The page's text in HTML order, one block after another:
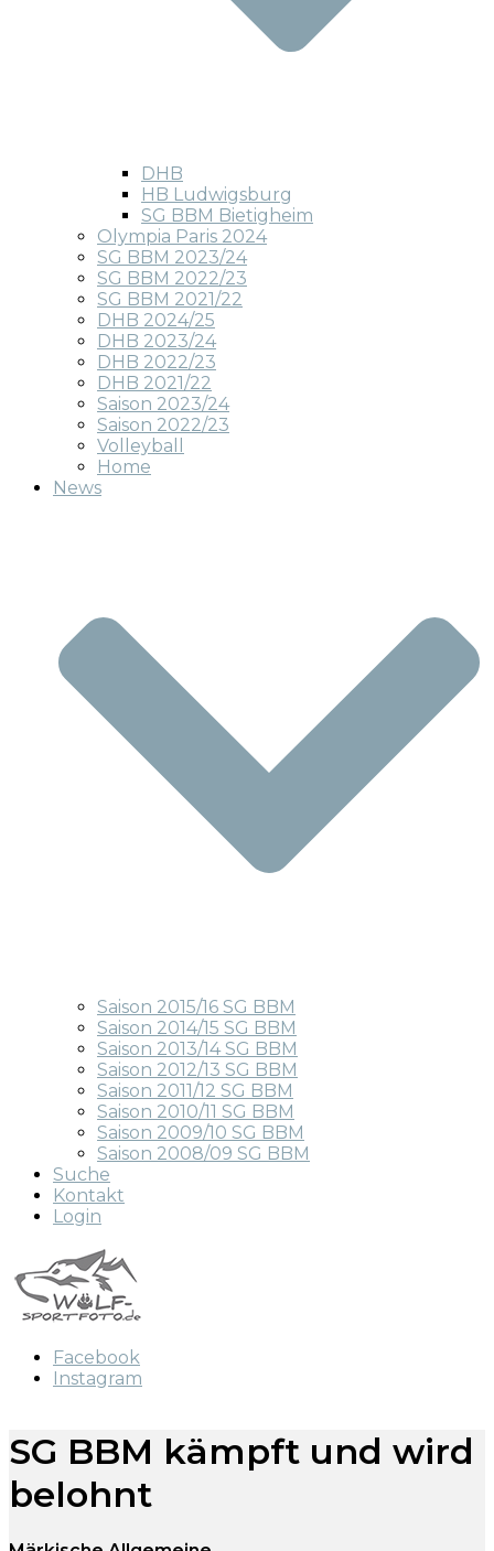
DHB
HB Ludwigsburg
SG BBM Bietigheim
Olympia Paris 2024
SG BBM 2023/24
SG BBM 2022/23
SG BBM 2021/22
DHB 2024/25
DHB 2023/24
DHB 2022/23
DHB 2021/22
Saison 2023/24
Saison 2022/23
Volleyball
Home
News
Saison 2015/16 SG BBM
Saison 2014/15 SG BBM
Saison 2013/14 SG BBM
Saison 2012/13 SG BBM
Saison 2011/12 SG BBM
Saison 2010/11 SG BBM
Saison 2009/10 SG BBM
Saison 2008/09 SG BBM
Suche
Kontakt
Login
Facebook
Instagram
SG BBM kämpft und wird
belohnt